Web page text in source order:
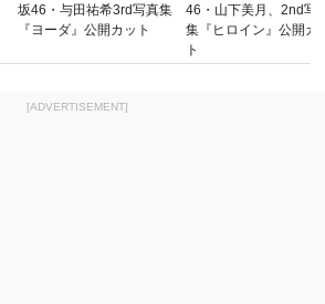
坂46・与田祐希3rd写真集
『ヨーダ』公開カット
46・山下美月、2nd写
集『ヒロイン』公開カ
ト
[ADVERTISEMENT]